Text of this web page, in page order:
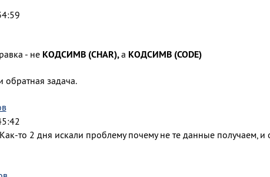
- не КОДСИМВ (CHAR),а КОДСИМВ (CODE)
обратная задача.
то 2 дня искали проблему почему не те данные получаем,